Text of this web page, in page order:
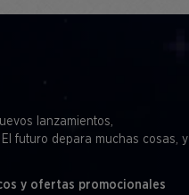
lanzamientos,
futuro depara muchas cosas, y
y ofertas promocionales